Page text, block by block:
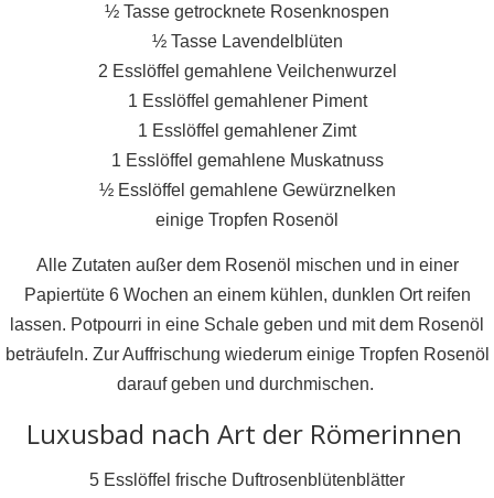
½ Tasse getrocknete Rosenknospen
½ Tasse Lavendelblüten
2 Esslöffel gemahlene Veilchenwurzel
1 Esslöffel gemahlener Piment
1 Esslöffel gemahlener Zimt
1 Esslöffel gemahlene Muskatnuss
½ Esslöffel gemahlene Gewürznelken
einige Tropfen Rosenöl
Alle Zutaten außer dem Rosenöl mischen und in einer
Papiertüte 6 Wochen an einem kühlen, dunklen Ort reifen
lassen. Potpourri in eine Schale geben und mit dem Rosenöl
beträufeln. Zur Auffrischung wiederum einige Tropfen Rosenöl
darauf geben und durchmischen.
Luxusbad nach Art der Römerinnen
5 Esslöffel frische Duftrosenblütenblätter